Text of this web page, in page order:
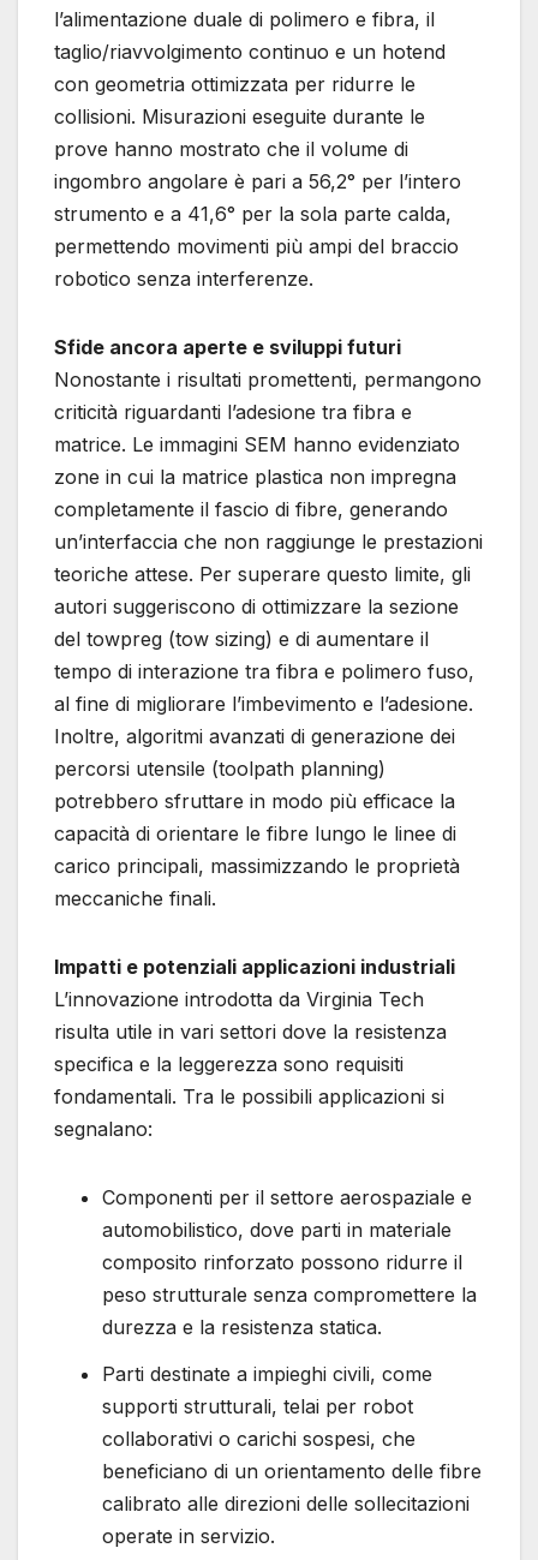
l’alimentazione duale di polimero e fibra, il
taglio/riavvolgimento continuo e un hotend
con geometria ottimizzata per ridurre le
collisioni. Misurazioni eseguite durante le
prove hanno mostrato che il volume di
ingombro angolare è pari a 56,2° per l’intero
strumento e a 41,6° per la sola parte calda,
permettendo movimenti più ampi del braccio
robotico senza interferenze.
Sfide ancora aperte e sviluppi futuri
Nonostante i risultati promettenti, permangono
criticità riguardanti l’adesione tra fibra e
matrice. Le immagini SEM hanno evidenziato
zone in cui la matrice plastica non impregna
completamente il fascio di fibre, generando
un’interfaccia che non raggiunge le prestazioni
teoriche attese. Per superare questo limite, gli
autori suggeriscono di ottimizzare la sezione
del towpreg (tow sizing) e di aumentare il
tempo di interazione tra fibra e polimero fuso,
al fine di migliorare l’imbevimento e l’adesione.
Inoltre, algoritmi avanzati di generazione dei
percorsi utensile (toolpath planning)
potrebbero sfruttare in modo più efficace la
capacità di orientare le fibre lungo le linee di
carico principali, massimizzando le proprietà
meccaniche finali.
Impatti e potenziali applicazioni industriali
L’innovazione introdotta da Virginia Tech
risulta utile in vari settori dove la resistenza
specifica e la leggerezza sono requisiti
fondamentali. Tra le possibili applicazioni si
segnalano:
Componenti per il settore aerospaziale e
automobilistico, dove parti in materiale
composito rinforzato possono ridurre il
peso strutturale senza compromettere la
durezza e la resistenza statica.
Parti destinate a impieghi civili, come
supporti strutturali, telai per robot
collaborativi o carichi sospesi, che
beneficiano di un orientamento delle fibre
calibrato alle direzioni delle sollecitazioni
operate in servizio.